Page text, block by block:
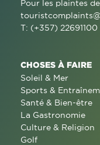
Pour les plaintes
T: (+357) 22691100
CHOSES À FAIRE
Soleil & Mer
Sports &
Santé & Bien-être
La Gastronomie
Culture & Religion
Golf